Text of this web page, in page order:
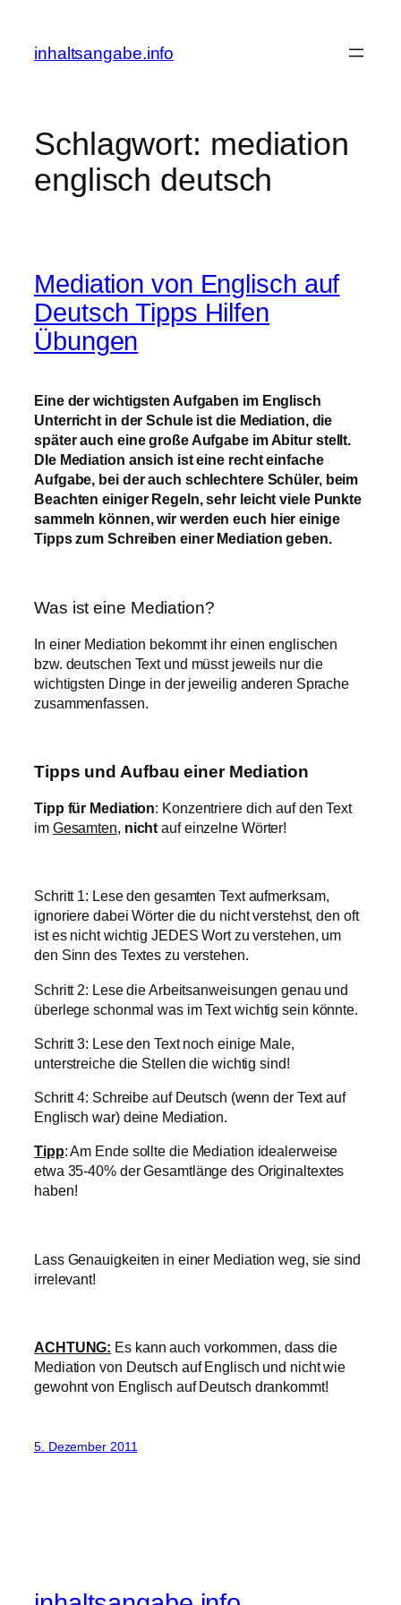
springen
inhaltsangabe.info
Schlagwort: mediation
englisch deutsch
Mediation von Englisch auf
Deutsch Tipps Hilfen
Übungen
Eine der wichtigsten Aufgaben im Englisch
Unterricht in der Schule ist die Mediation, die
später auch eine große Aufgabe im Abitur stellt.
DIe Mediation ansich ist eine recht einfache
Aufgabe, bei der auch schlechtere Schüler, beim
Beachten einiger Regeln, sehr leicht viele Punkte
sammeln können, wir werden euch hier einige
Tipps zum Schreiben einer Mediation geben.
Was ist eine Mediation?
In einer Mediation bekommt ihr einen englischen
bzw. deutschen Text und müsst jeweils nur die
wichtigsten Dinge in der jeweilig anderen Sprache
zusammenfassen.
Tipps und Aufbau einer Mediation
Tipp für Mediation: Konzentriere dich auf den Text
im Gesamten, nicht auf einzelne Wörter!
Schritt 1: Lese den gesamten Text aufmerksam,
ignoriere dabei Wörter die du nicht verstehst, den oft
ist es nicht wichtig JEDES Wort zu verstehen, um
den Sinn des Textes zu verstehen.
Schritt 2: Lese die Arbeitsanweisungen genau und
überlege schonmal was im Text wichtig sein könnte.
Schritt 3: Lese den Text noch einige Male,
unterstreiche die Stellen die wichtig sind!
Schritt 4: Schreibe auf Deutsch (wenn der Text auf
Englisch war) deine Mediation.
Tipp: Am Ende sollte die Mediation idealerweise
etwa 35-40% der Gesamtlänge des Originaltextes
haben!
Lass Genauigkeiten in einer Mediation weg, sie sind
irrelevant!
ACHTUNG: Es kann auch vorkommen, dass die
Mediation von Deutsch auf Englisch und nicht wie
gewohnt von Englisch auf Deutsch drankommt!
5. Dezember 2011